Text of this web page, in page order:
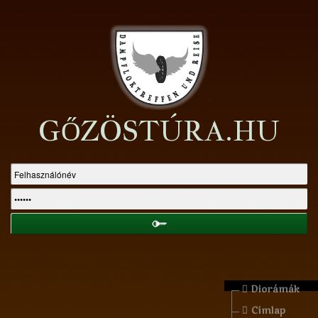
GŐZÖSTÚRA.HU
Diorámák
Címlap